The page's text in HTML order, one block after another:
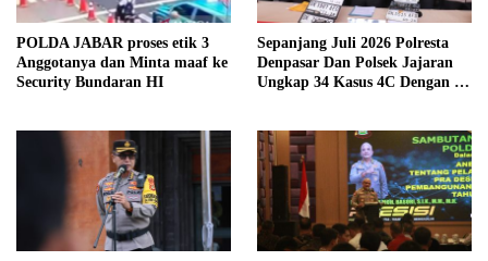
POLDA JABAR proses etik 3
Anggotanya dan Minta maaf ke
Security Bundaran HI
Sepanjang Juli 2026 Polresta
Denpasar Dan Polsek Jajaran
Ungkap 34 Kasus 4C Dengan 42